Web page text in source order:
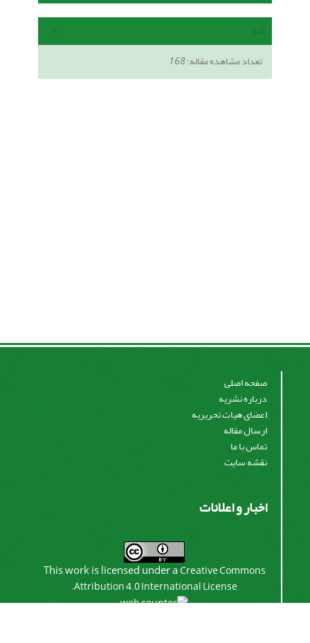
آمار
تعداد مشاهده مقاله:168
صفحه اصلی
درباره نشریه
اعضای هیات تحریریه
ارسال مقاله
تماس با ما
نقشه سایت
اخبار و اعلانات
This work is licensed under aCreative Commons
Attribution 4.0 International License
.